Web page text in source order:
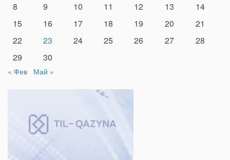
8
9 10 11 12 13
14
15
16 17 18 19 20
21
22
23 24 25 26 27
28
29
30
« Фев Май »